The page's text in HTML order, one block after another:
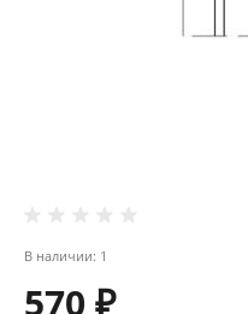
В наличии: 1
570 ₽